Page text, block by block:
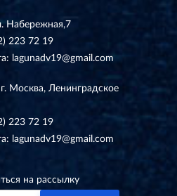
Набережная,7
223 72 19
lagunadv19@gmail.com
Москва, Ленинградское
223 72 19
lagunadv19@gmail.com
на рассылку